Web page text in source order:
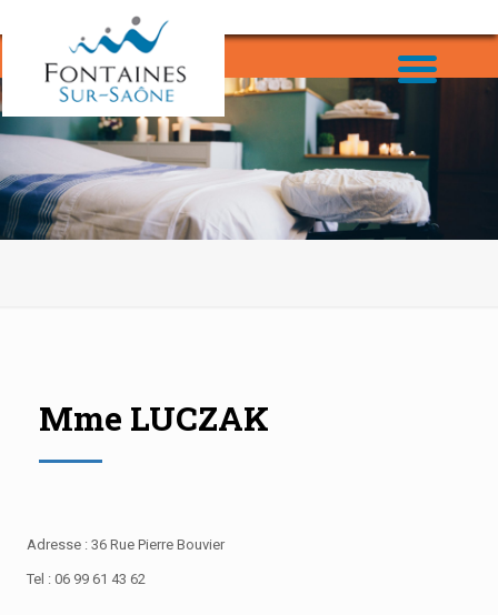
Mme LUCZAK
Adresse : 36 Rue Pierre Bouvier
Tel : 06 99 61 43 62